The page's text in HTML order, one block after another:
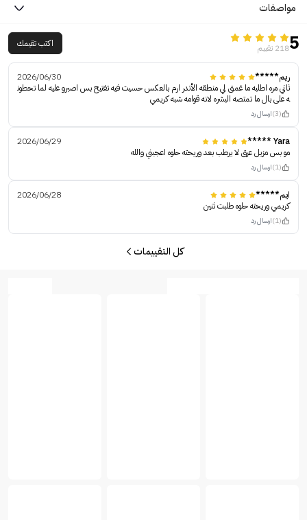
مواصفات
5218 تقييم اكتب تقيمك
ريم*****
2026/06/30
ثاني مره اطلبه ما غمق لي منطقه الأندر ارم بالعكس حسيت فيه تفتيح بس اصبرو عليه لما تحطون
ه على بال ما تمتصه البشره لانه قوامه شبه كريمي
(3) ارسال رد
Yara *****
2026/06/29
مو بس مزيل عرق لا يرطب بعد وريحته حلوه اعجبني والله
(1) ارسال رد
ايم*****
2026/06/28
كريمي وريحته حلوه طلبت ثنين
(1) ارسال رد
كل التقييمات